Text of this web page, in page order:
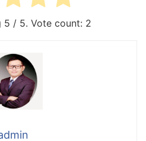
5 / 5. Vote count: 2